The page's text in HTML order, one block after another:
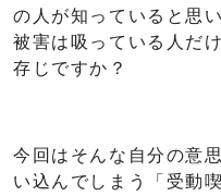
の人が知っていると思
被害は吸っている人だ
存じですか？
今回はそんな自分の意
い込んでしまう「受動